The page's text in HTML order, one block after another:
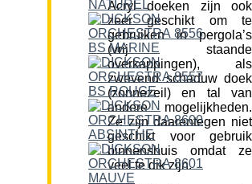
Acryl doeken zijn ook
zeer geschikt om te
gebruiken in pergola’s
(vrij staande
overkappingen), als
zwevend schaduw doek
(zonnezeil) en tal van
andere mogelijkheden.
Ze zijn daarentegen niet
geschikt voor gebruik
binnenshuis omdat ze
veel te dik zijn.